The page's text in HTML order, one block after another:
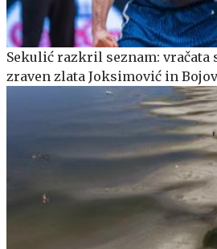
Sekulić razkril seznam: vračata
zraven zlata Joksimović in